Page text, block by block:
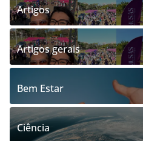
Artigos
Artigos gerais
Bem Estar
Ciência